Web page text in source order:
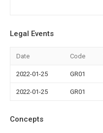
Legal Events
Date Code
2022-01-25 GR01
2022-01-25 GR01
Concepts